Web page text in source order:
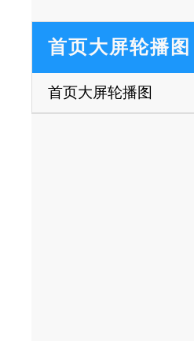
首页大屏轮播图
首页大屏轮播图